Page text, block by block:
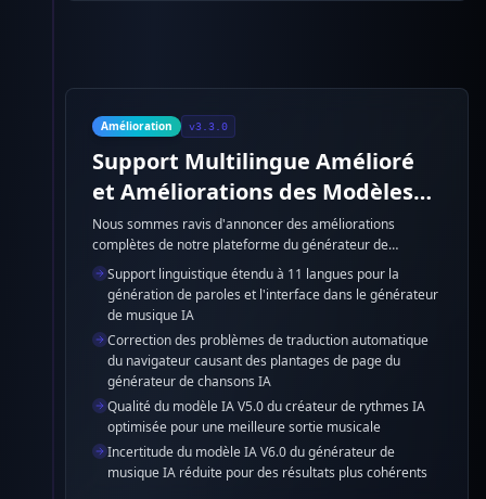
Amélioration v3.3.0
Support Multilingue Amélioré
et Améliorations des Modèles
IA
Nous sommes ravis d'annoncer des améliorations
complètes de notre plateforme du générateur de
musique IA, incluant un support linguistique étendu, des
corrections de bugs et des améliorations significatives
des modèles IA du générateur de chansons IA pour une
meilleure qualité de génération musicale.
Support linguistique étendu à 11 langues pour la
génération de paroles et l'interface dans le générateur
de musique IA
Correction des problèmes de traduction automatique
du navigateur causant des plantages de page du
générateur de chansons IA
Qualité du modèle IA V5.0 du créateur de rythmes IA
optimisée pour une meilleure sortie musicale
Incertitude du modèle IA V6.0 du générateur de
musique IA réduite pour des résultats plus cohérents